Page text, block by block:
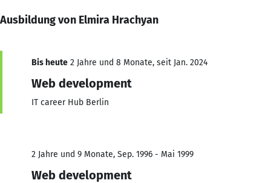
Ausbildung von Elmira Hrachyan
Bis heute 2 Jahre und 8 Monate, seit Jan. 2024
Web development
IT career Hub Berlin
2 Jahre und 9 Monate, Sep. 1996 - Mai 1999
Web development